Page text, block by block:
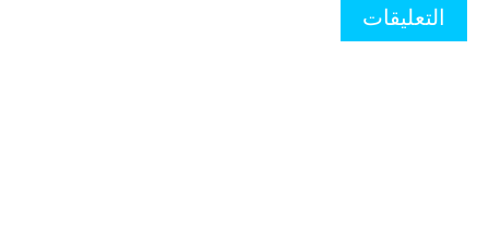
التعليقات